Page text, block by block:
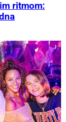
ritmom: